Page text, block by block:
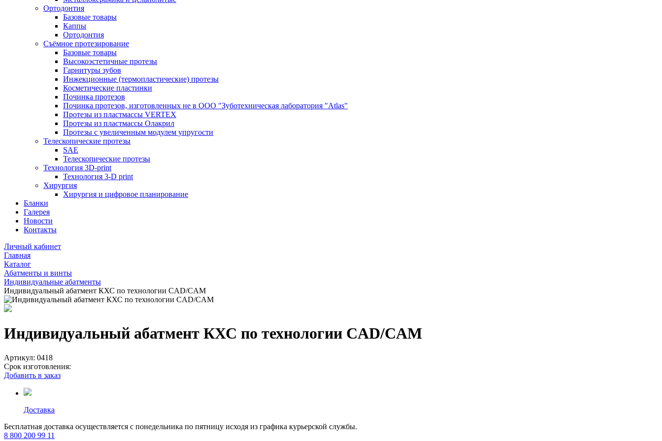
Ортодонтия
Базовые товары
Каппы
Ортодонтия
Съёмное протезирование
Базовые товары
Высокоэстетичные протезы
Гарнитуры зубов
Инжекционные (термопластические) протезы
Косметические пластинки
Починка протезов
Починка протезов, изготовленных не в ООО "Зуботехническая лаборатория "Atlas"
Протезы из пластмассы VERTEX
Протезы из пластмассы Олакрил
Протезы с увеличенным модулем упругости
Телескопические протезы
SAE
Телескопические протезы
Технология 3D-print
Технология 3-D print
Хирургия
Хирургия и цифровое планирование
Бланки
Галерея
Новости
Контакты
Личный кабинет
Главная
Каталог
Абатменты и винты
Индивидуальные абатменты
Индивидуальный абатмент КХС по технологии CAD/CAM
Индивидуальный абатмент КХС по технологии CAD/CAM
Артикул: 0418
Срок изготовления:
Добавить в заказ
Доставка
Бесплатная доставка осуществляется с понедельника по пятницу исходя из графика курьерской службы.
8 800 200 99 11